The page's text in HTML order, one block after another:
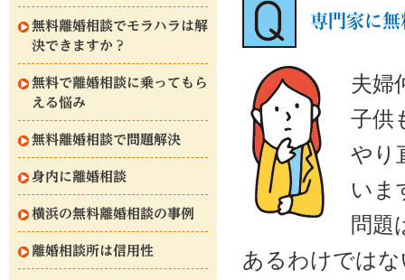
無料離婚相談でモラハラは解
決できますか？
無料で離婚相談に乗ってもら
える悩み
無料離婚相談で問題解決
身内に離婚相談
横浜の無料離婚相談の事例
離婚相談所は信用性
専門家に
夫婦
子供
やり
いま
問題
あるわけでは